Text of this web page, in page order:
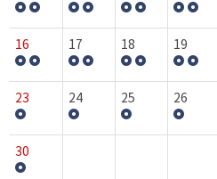
16 17 18 19
23 24 25 26
30